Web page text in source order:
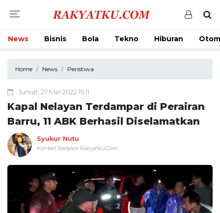
News Bisnis Bola Tekno Hiburan
Home News Peristiwa
Jumat, 27 Mei 2022 15:11
Kapal Nelayan Terdampar di Perairan
Barru, 11 ABK Berhasil Diselamatkan
Syukur Nutu
Konten Redaksi Rakyatku.Com